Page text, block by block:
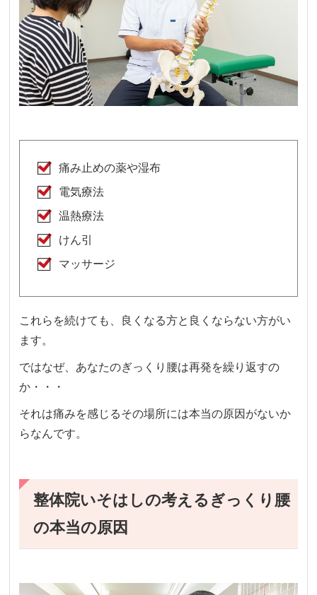
痛み止めの薬や湿布
電気療法
温熱療法
けん引
マッサージ
これらを続けても、良くなる方と良くならない方がい
ます。
ではなぜ、あなたのぎっくり腰は再発を繰り返すの
か・・・
それは痛みを感じるその場所には本当の原因がないか
らなんです。
整体院いそはしの考えるぎっくり腰
の本当の原因